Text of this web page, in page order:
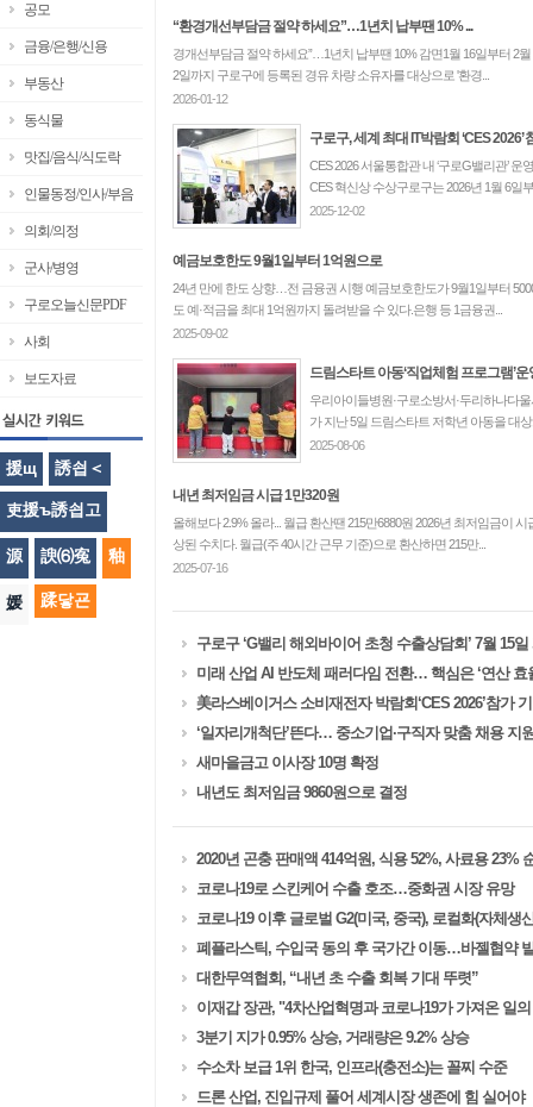
공모
금융/은행/신용
부동산
동식물
맛집/음식/식도락
인물동정/인사/부음
의회/의정
군사/병영
구로오늘신문PDF
사회
보도자료
援щ 誘쇱＜
吏援ъ誘쇱고
源 諛⑹寃 釉
媛 蹂닿굔
“환경개선부담금 절약 하세요”…1년치 납부땐 10% ...
경개선부담금 절약 하세요”…1년치 납부땐 10% 감면1월 16일부터 2
2일까지 구로구에 등록된 경유 차량 소유자를 대상으로 '환경...
2026-01-12
구로구, 세계 최대 IT박람회 ‘CES 2026’
CES 2026 서울통합관 내 ‘구로G밸리관’
CES 혁신상 수상구로구는 2026년 1월 6일
2025-12-02
예금보호한도 9월1일부터 1억원으로
24년 만에 한도 상향…전 금융권 시행 예금보호한도가 9월1일부터
도 예·적금을 최대 1억원까지 돌려받을 수 있다.은행 등 1금융권...
2025-09-02
드림스타트 아동‘직업체험 프로그램’운
우리아이들병원·구로소방서·두리하나다
가 지난 5일 드림스타트 저학년 아동을 대
2025-08-06
내년 최저임금 시급 1만320원
올해보다 2.9% 올라... 월급 환산땐 215만6880원 2026년 최저임금이
상된 수치다. 월급(주 40시간 근무 기준)으로 환산하면 215만...
2025-07-16
구로구 ‘G밸리 해외바이어 초청 수출상담회’ 7월 15일
미래 산업 AI 반도체 패러다임 전환… 핵심은 ‘연산 효
美라스베이거스 소비재전자 박람회‘CES 2026’참가
‘일자리개척단’뜬다… 중소기업·구직자 맞춤 채용 지
새마을금고 이사장 10명 확정
내년도 최저임금 9860원으로 결정
2020년 곤충 판매액 414억원, 식용 52%, 사료용 23%
코로나19로 스킨케어 수출 호조…중화권 시장 유망
코로나19 이후 글로벌 G2(미국, 중국), 로컬화(자체생
폐플라스틱, 수입국 동의 후 국가간 이동…바젤협약
대한무역협회, “내년 초 수출 회복 기대 뚜렷”
이재갑 장관, "4차산업혁명과 코로나19가 가져온 일
3분기 지가 0.95% 상승, 거래량은 9.2% 상승
수소차 보급 1위 한국, 인프라(충전소)는 꼴찌 수준​​ ​
드론 산업, 진입규제 풀어 세계시장 생존에 힘 실어야